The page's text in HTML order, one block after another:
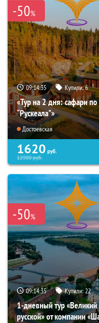
-50%
09:14:33 Купили:6
«Тур на 2 дня: сафари
“Рускеала"»
Достоевская
1620 руб.
12900руб.
-50%
09:14:33 Купили:22
1-дневный тур
русской» от компании